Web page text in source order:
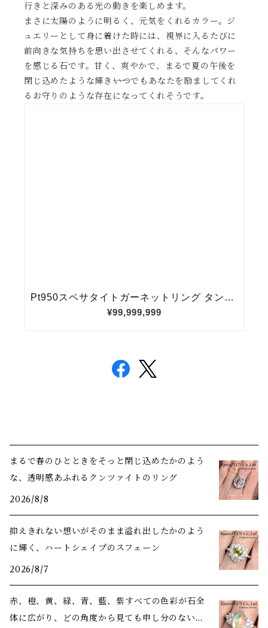
行きと深みのある光の動きを楽しめます。
まさに太陽のように明るく、元気をくれるカラー。ジ
ュエリーとして身に着けた時には、視界に入るたびに
前向きな気持ちを思い出させてくれる、そんなパワー
を感じる石です。甘く、爽やかで、まるで夏の午後を
閉じ込めたような輝き――いつでもあなたを励ましてくれ
るお守りのような存在になってくれそうです。
まるで春のひとときをそっと閉じ込めたかのよう
な、透明感あふれるクンツァイトのリング
2026/8/8
抑えきれない想いがそのまま溢れ出したかのよう
に輝く、ハートシェイプのスフェーン
2026/8/7
赤、橙、黄、緑、青、藍、紫――すべての色彩が石全
体に広がり、どの角度から見ても申し分のない美